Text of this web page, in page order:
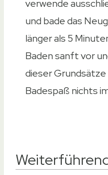
verwende
und bade das
länger als 5
Baden sanft vor
dieser
Badespaß nichts